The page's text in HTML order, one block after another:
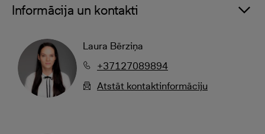
Informācija un kontakti
Laura Bērziņa
+37127089894
Atstāt kontaktinformāciju